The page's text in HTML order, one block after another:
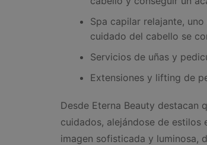
Spa capilar relajante,
cuidado del cabello se
Servicios de uñas y
Extensiones y lifting de
Desde Eterna Beauty destacan
cuidados, alejándose de estilos
imagen sofisticada y luminosa,